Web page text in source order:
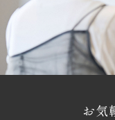
お気